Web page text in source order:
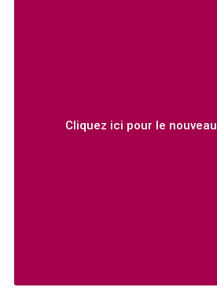
Cliquez ici pour le